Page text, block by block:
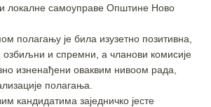
локалне самоуправе Општине Ново
полагању је била изузетно позитивна,
озбиљни и спремни, а чланови комисије
изненађени оваквим нивоом рада,
полагања.
кандидатима заједничко јесте